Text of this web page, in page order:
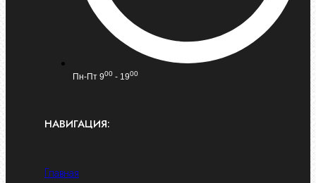
Пн-Пт 900 - 1900
НАВИГАЦИЯ:
Главная